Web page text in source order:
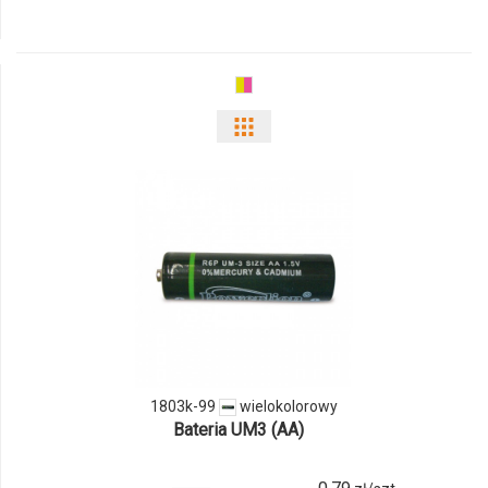
ilości
produktu
1803k-99 wielokolorowy
Bateria UM3 (AA)